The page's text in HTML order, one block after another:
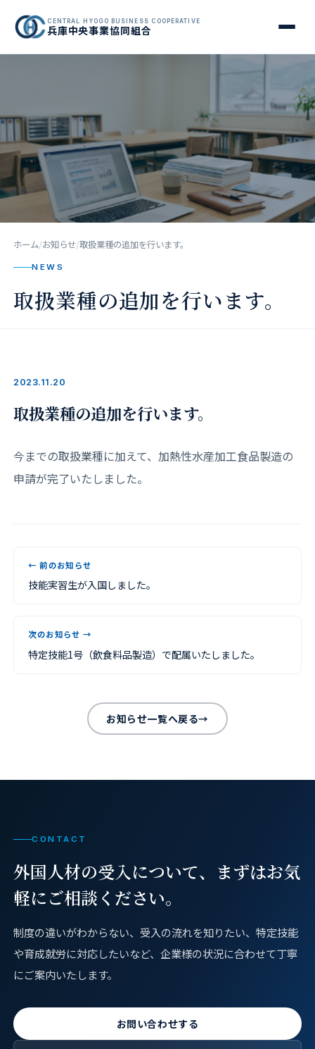
CENTRAL HYOGO BUSINESS COOPERATIVE
兵庫中央事業協同組合
ホーム お知らせ 取扱業種の追加を行います。
NEWS
取扱業種の追加を行います。
2023.11.20
取扱業種の追加を行います。
今までの取扱業種に加えて、加熱性水産加工食品製造の
申請が完了いたしました。
← 前のお知らせ
技能実習生が入国しました。
次のお知らせ →
特定技能1号（飲食料品製造）で配属いたしました。
お知らせ一覧へ戻る→
CONTACT
外国人材の受入について、 まずはお気
軽にご相談ください。
制度の違いがわからない、受入の流れを知りたい、特定技能
や育成就労に対応したいなど、企業様の状況に合わせて丁寧
にご案内いたします。
お問い合わせする